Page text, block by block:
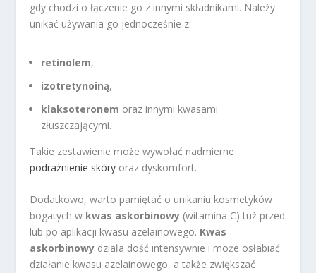
gdy chodzi o łączenie go z innymi składnikami. Należy
unikać używania go jednocześnie z:
retinolem,
izotretynoiną,
klaksoteronem oraz innymi kwasami
złuszczającymi.
Takie zestawienie może wywołać nadmierne
podrażnienie skóry oraz dyskomfort.
Dodatkowo, warto pamiętać o unikaniu kosmetyków
bogatych w kwas askorbinowy (witamina C) tuż przed
lub po aplikacji kwasu azelainowego. Kwas
askorbinowy działa dość intensywnie i może osłabiać
działanie kwasu azelainowego, a także zwiększać